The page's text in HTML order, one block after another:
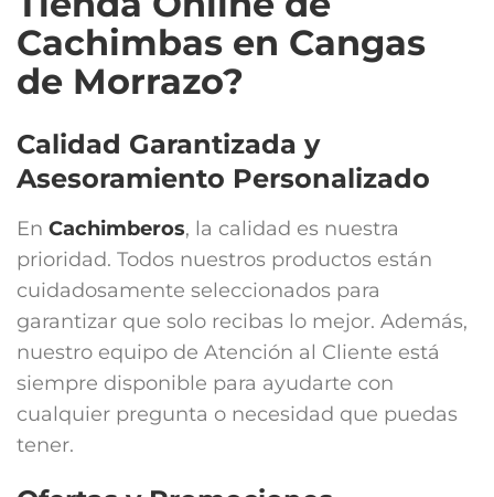
Cachimbas en Cangas
de Morrazo?
Calidad Garantizada y
Asesoramiento Personalizado
En Cachimberos, la calidad es nuestra
prioridad. Todos nuestros productos están
cuidadosamente seleccionados para
garantizar que solo recibas lo mejor. Además,
nuestro equipo de Atención al Cliente está
siempre disponible para ayudarte con
cualquier pregunta o necesidad que puedas
tener.